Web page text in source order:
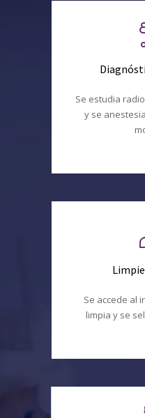
Se estudia
y se
Se accede al
limpia y se